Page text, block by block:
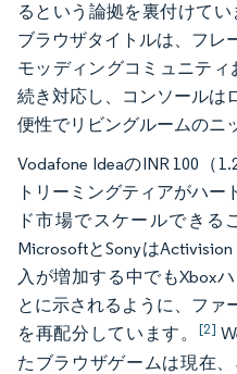
るという論拠を裏付けて
ブラウザタイトルは、フレ
モッディングコミュニテ
続き対応し、コンソールは
便性でリビングルームのニ
Vodafone IdeaのINR 100（
トリーミングティアがハー
ド市場でスケールできる
MicrosoftとSonyは
入が増加する中でもXbox
とに示されるように、ファ
を再配分しています。 [2]
たブラウザゲームは現在